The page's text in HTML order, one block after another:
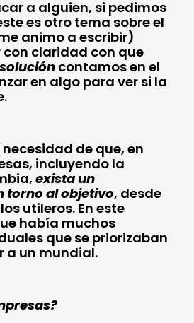
a alguien, si pedimos
es otro tema sobre el
animo a escribir)
con claridad con que
contamos en el
en algo para ver si la
de que, en
incluyendo la
exista un
torno al objetivo, desde
utileros. En este
había muchos
que se priorizaban
a un mundial.